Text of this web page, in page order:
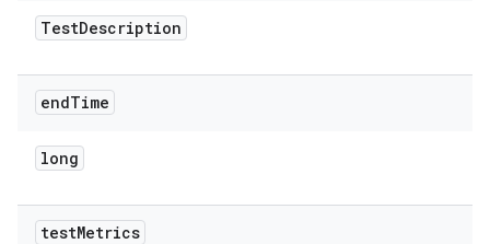
TestDescription
endTime
long
testMetrics